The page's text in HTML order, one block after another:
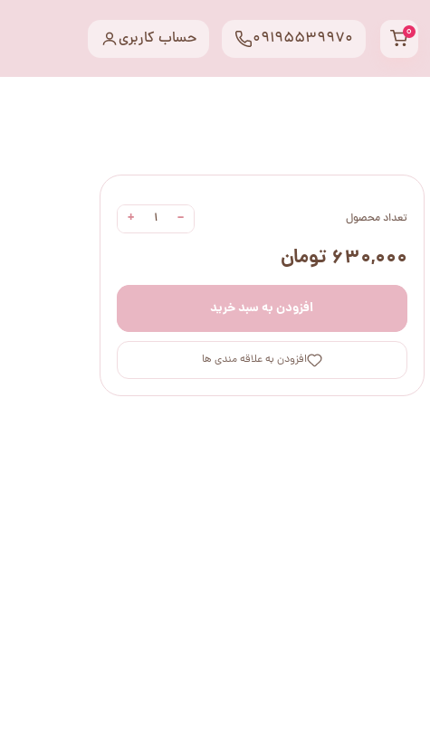
۰ حساب کاربری 09195539970
تعداد محصول −
+
۶۳۰,۰۰۰ تومان
افزودن به سبد خرید
افزودن به علاقه مندی ها